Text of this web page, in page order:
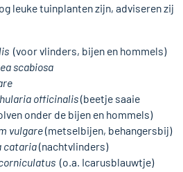
leuke tuinplanten zijn, adviseren zij
(voor vlinders, bijen en hommels)
scabiosa
officinalis(beetje saaie
onder de bijen en hommels)
vulgare(metselbijen, behangersbij)
cataria(nachtvlinders)
(o.a. Icarusblauwtje)